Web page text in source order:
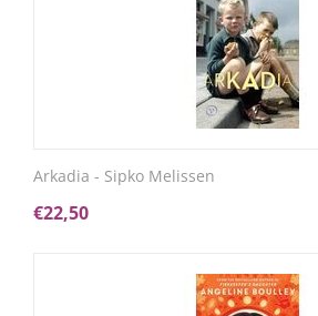
Arkadia - Sipko Melissen
€22,50